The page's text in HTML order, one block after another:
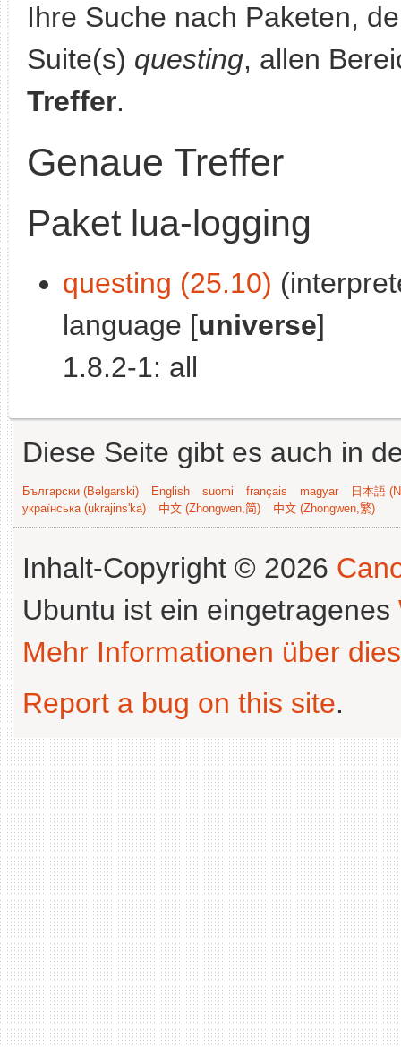
Ihre Suche nach Paketen,
Suite(s) questing, allen
Treffer.
Genaue Treffer
Paket lua-logging
questing (25.10)
language [universe]
1.8.2-1: all
Diese Seite gibt es auch in
Български (Bəlgarski) English suomi français magyar
日本語
українська (ukrajins'ka)
中文 (Zhongwen,简) 中文 (Zhongwen,繁)
Inhalt-Copyright © 2026
Ubuntu ist ein eingetragenes
Mehr Informationen über
Report a bug on this site.